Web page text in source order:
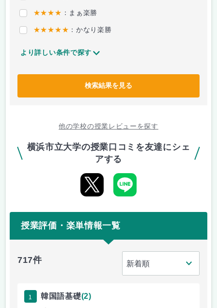
★★★★ ：まぁ楽勝
★★★★★ ：かなり楽勝
より詳しい条件で探す
検索結果を見る
他の学校の授業レビューを探す
横浜市立大学の授業口コミを友達にシェ
アする
授業評価・楽単情報一覧
717件
1 韓国語基礎(2)